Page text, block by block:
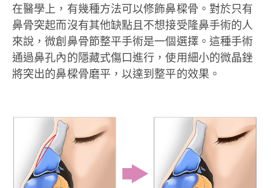
在醫學上，有幾種方法可以修飾鼻樑骨。對於只有
鼻骨突起而沒有其他缺點且不想接受隆鼻手術的人
來說，微創鼻骨節整平手術是一個選擇。這種手術
通過鼻孔內的隱藏式傷口進行，使用細小的微晶銼
將突出的鼻樑骨磨平，以達到整平的效果。